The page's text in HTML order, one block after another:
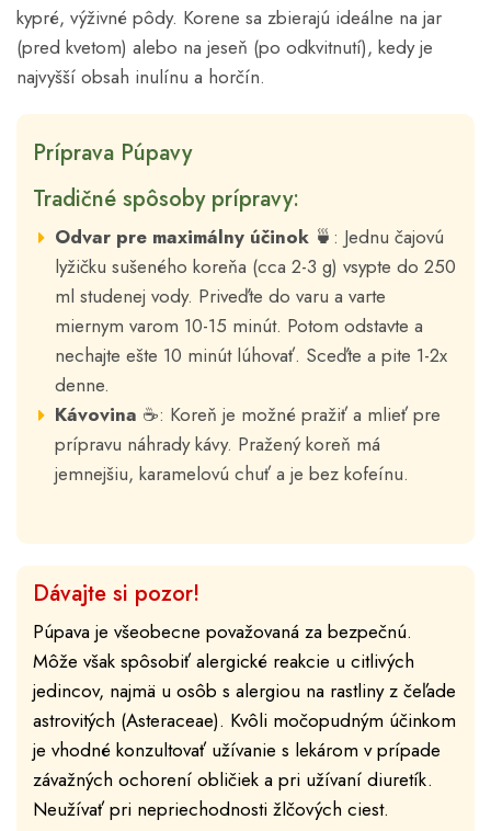
kypré, výživné pôdy. Korene sa zbierajú ideálne na jar
(pred kvetom) alebo na jeseň (po odkvitnutí), kedy je
najvyšší obsah inulínu a horčín.
Príprava Púpavy
Tradičné spôsoby prípravy:
Odvar pre maximálny účinok 🍵: Jednu čajovú
lyžičku sušeného koreňa (cca 2-3 g) vsypte do 250
ml studenej vody. Priveďte do varu a varte
miernym varom 10-15 minút. Potom odstavte a
nechajte ešte 10 minút lúhovať. Sceďte a pite 1-2x
denne.
Kávovina ☕: Koreň je možné pražiť a mlieť pre
prípravu náhrady kávy. Pražený koreň má
jemnejšiu, karamelovú chuť a je bez kofeínu.
Dávajte si pozor!
Púpava je všeobecne považovaná za bezpečnú.
Môže však spôsobiť alergické reakcie u citlivých
jedincov, najmä u osôb s alergiou na rastliny z čeľade
astrovitých (Asteraceae). Kvôli močopudným účinkom
je vhodné konzultovať užívanie s lekárom v prípade
závažných ochorení obličiek a pri užívaní diuretík.
Neužívať pri nepriechodnosti žlčových ciest.